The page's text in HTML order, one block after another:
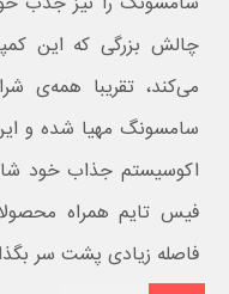
چالش بزرگی که این
می‌کند، تقریبا همه‌ی
سامسونگ مهیا شده و این
اکوسیستم جذاب خود
فیس تایم همراه
فاصله زیادی پشت سر